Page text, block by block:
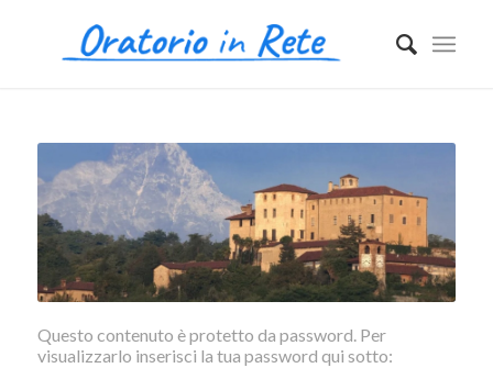
Questo contenuto è protetto da password. Per
visualizzarlo inserisci la tua password qui sotto: